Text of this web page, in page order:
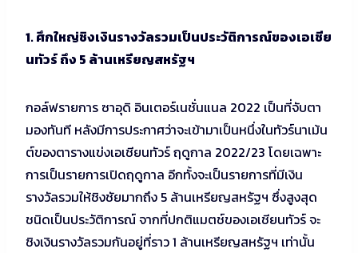
1. ศึกใหญ่ชิงเงินรางวัลรวมเป็นประวัติการณ์ของเอเชีย
นทัวร์ ถึง 5 ล้านเหรียญสหรัฐฯ
กอล์ฟรายการ ซาอุดิ อินเตอร์เนชั่นแนล 2022 เป็นที่จับตา
มองทันที หลังมีการประกาศว่าจะเข้ามาเป็นหนึ่งในทัวร์นาเม้น
ต์ของตารางแข่งเอเชียนทัวร์ ฤดูกาล 2022/23 โดยเฉพาะ
การเป็นรายการเปิดฤดูกาล อีกทั้งจะเป็นรายการที่มีเงิน
รางวัลรวมให้ชิงชัยมากถึง 5 ล้านเหรียญสหรัฐฯ ซึ่งสูงสุด
ชนิดเป็นประวัติการณ์ จากที่ปกติแมตช์ของเอเชียนทัวร์ จะ
ชิงเงินรางวัลรวมกันอยู่ที่ราว 1 ล้านเหรียญสหรัฐฯ เท่านั้น